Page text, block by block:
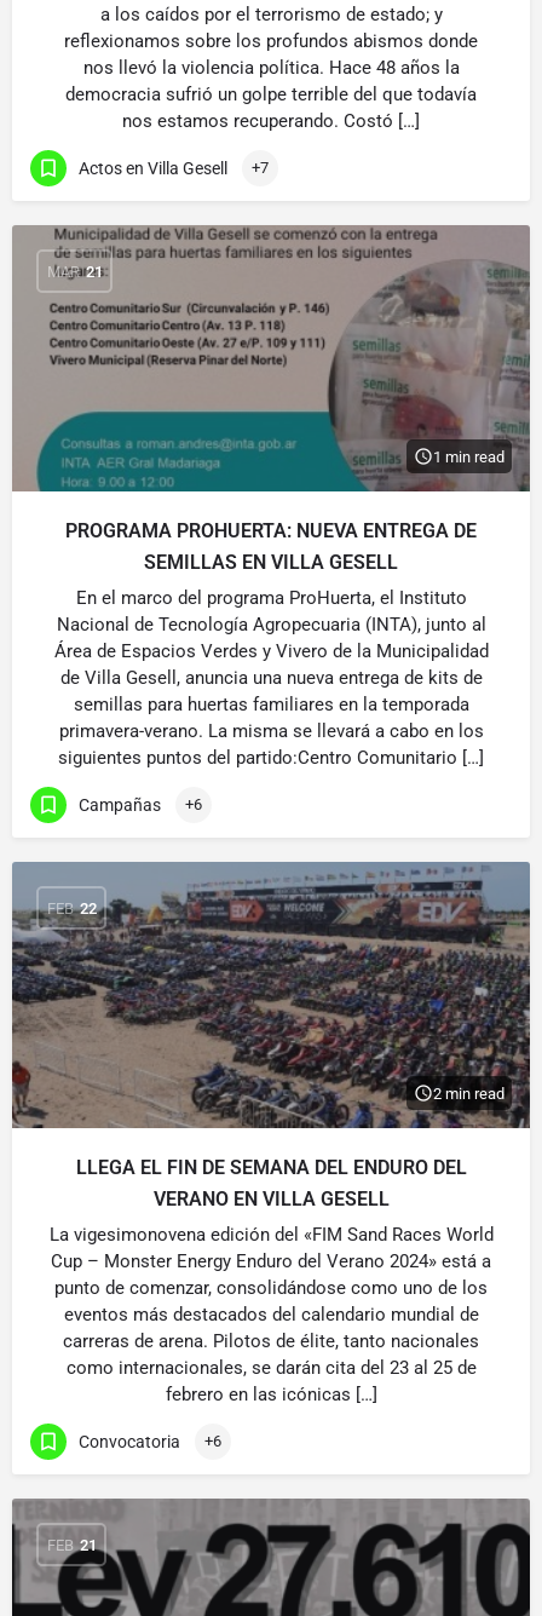
a los caídos por el terrorismo de estado; y
reflexionamos sobre los profundos abismos donde
nos llevó la violencia política. Hace 48 años la
democracia sufrió un golpe terrible del que todavía
nos estamos recuperando. Costó […]
Actos en Villa Gesell +7
MAR 21
1 min read
PROGRAMA PROHUERTA: NUEVA ENTREGA DE
SEMILLAS EN VILLA GESELL
En el marco del programa ProHuerta, el Instituto
Nacional de Tecnología Agropecuaria (INTA), junto al
Área de Espacios Verdes y Vivero de la Municipalidad
de Villa Gesell, anuncia una nueva entrega de kits de
semillas para huertas familiares en la temporada
primavera-verano. La misma se llevará a cabo en los
siguientes puntos del partido:Centro Comunitario […]
Campañas +6
FEB 22
2 min read
LLEGA EL FIN DE SEMANA DEL ENDURO DEL
VERANO EN VILLA GESELL
La vigesimonovena edición del «FIM Sand Races World
Cup – Monster Energy Enduro del Verano 2024» está a
punto de comenzar, consolidándose como uno de los
eventos más destacados del calendario mundial de
carreras de arena. Pilotos de élite, tanto nacionales
como internacionales, se darán cita del 23 al 25 de
febrero en las icónicas […]
Convocatoria +6
FEB 21